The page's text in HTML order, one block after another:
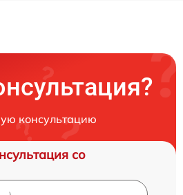
консультацию
со